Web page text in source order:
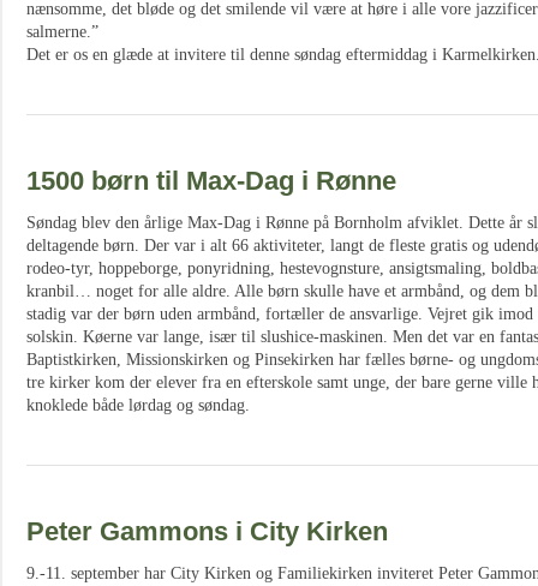
nænsomme, det bløde og det smilende vil være at høre i alle vore
salmerne.”
Det er os en glæde at invitere til denne søndag eftermiddag i
1500 børn til Max-Dag i Rønne
Søndag blev den årlige Max-Dag i Rønne på Bornholm afviklet. Dette år
deltagende børn. Der var i alt 66 aktiviteter, langt de fleste gratis og
rodeo-tyr, hoppeborge, ponyridning, hestevognsture, ansigtsmaling,
kranbil… noget for alle aldre. Alle børn skulle have et armbånd, og dem
stadig var der børn uden armbånd, fortæller de ansvarlige. Vejret gik
solskin. Køerne var lange, især til slushice-maskinen. Men det var en
Baptistkirken, Missionskirken og Pinsekirken har fælles børne- og
tre kirker kom der elever fra en efterskole samt unge, der bare gerne
knoklede både lørdag og søndag.
Peter Gammons i City Kirken
9.-11. september har City Kirken og Familiekirken inviteret Peter